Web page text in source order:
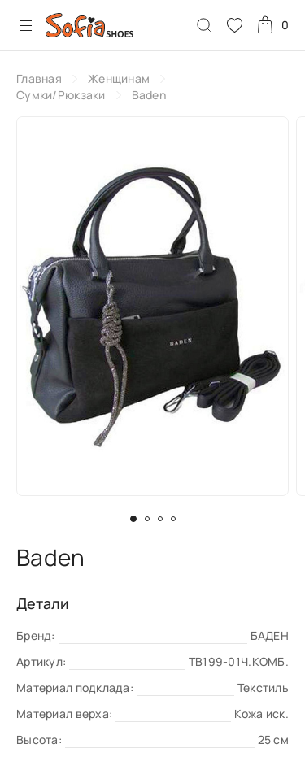
0
Главная
Женщинам
Сумки/Рюкзаки
Baden
Baden
Детали
Бренд:
БАДЕН
Артикул:
TB199-01Ч.КОМБ.
Материал подклада:
Текстиль
Материал верха:
Кожа иск.
Высота:
25 см